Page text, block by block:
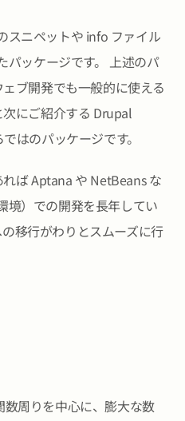
スニペットや info ファイル
パッケージです。 上述のパ
ブ開発でも一般的に使える
にご紹介する Drupal
はのパッケージです。
ば Aptana や NetBeans な
境）での開発を長年してい
移行がわりとスムーズに行
数周りを中心に、膨大な数